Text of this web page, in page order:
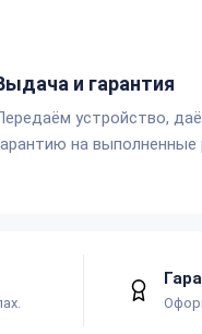
и гарантия
устройство,
на выполненные